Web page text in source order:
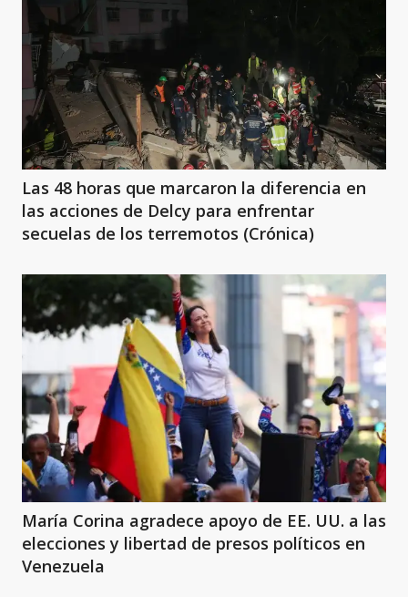
Las 48 horas que marcaron la diferencia en
las acciones de Delcy para enfrentar
secuelas de los terremotos (Crónica)
María Corina agradece apoyo de EE. UU. a las
elecciones y libertad de presos políticos en
Venezuela